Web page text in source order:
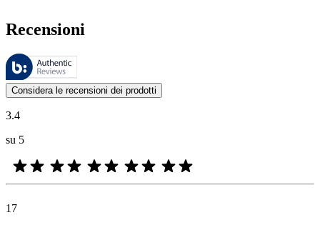
Recensioni
Queste recensioni sono gestite da Bazaarvoice e sono conformi
Le valutazioni dei prodotti e le classificazioni in stelle da parte degli
Considera le recensioni dei prodotti
3.4
su 5
17